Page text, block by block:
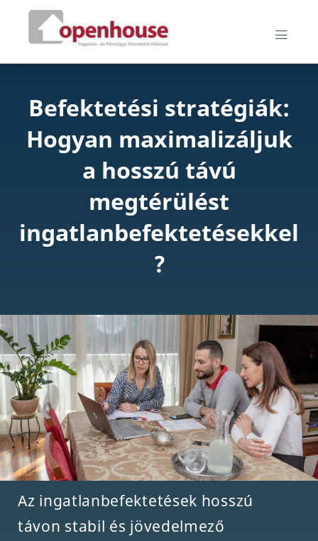
Skip
content
Openhouse blog
Befektetési stratégiák:
Hogyan maximalizáljuk
a hosszú távú
megtérülést
ingatlanbefektetésekkel
?
Az ingatlanbefektetések hosszú
távon stabil és jövedelmező